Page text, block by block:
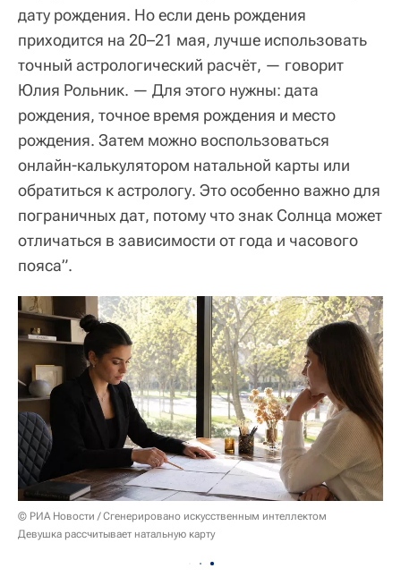
дату рождения. Но если день рождения
приходится на 20–21 мая, лучше использовать
точный астрологический расчёт, — говорит
Юлия Рольник. — Для этого нужны: дата
рождения, точное время рождения и место
рождения. Затем можно воспользоваться
онлайн-калькулятором натальной карты или
обратиться к астрологу. Это особенно важно для
пограничных дат, потому что знак Солнца может
отличаться в зависимости от года и часового
пояса”.
© РИА Новости / Сгенерировано искусственным интеллектом
Девушка рассчитывает натальную карту